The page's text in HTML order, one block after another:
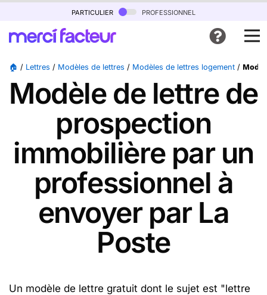
particulier professionnel
🏠 / Lettres / Modèles de lettres / Modèles de lettres logement /
Modèle de lettre de
prospection
immobilière par un
professionnel à
envoyer par La
Poste
Un modèle de lettre gratuit dont le sujet est "lettre